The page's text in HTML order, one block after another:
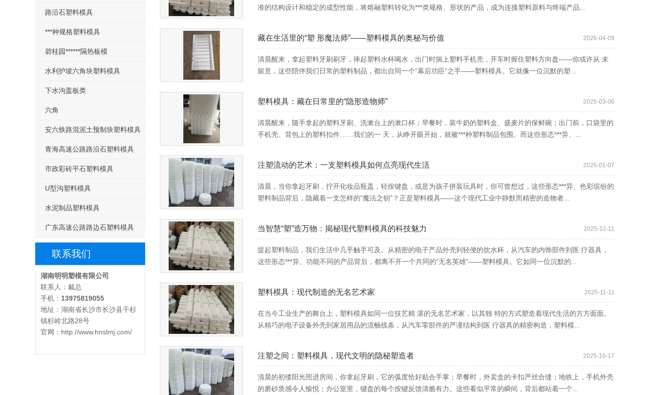
准的结构设计和稳定的成型性能，将熔融塑料转化为***类规格、形状的产品，成为连接塑料原料与终端产品...
2026-04-09
藏在生活里的“塑 形魔法师”——塑料模具的奥秘与价值
清晨醒来，拿起塑料牙刷刷牙，捧起塑料水杯喝水，出门时揣上塑料手机壳，开车时握住塑料方向盘——你或许从 未
留意，这些陪伴我们日常的塑料制品，都出自同一个“幕后功臣”之手——塑料模具。它就像一位沉默的塑...
2026-03-06
塑料模具：藏在日常里的“隐形造物师”
清晨醒来，随手拿起的塑料牙刷、洗漱台上的漱口杯；早餐时，装牛奶的塑料盒、盛麦片的保鲜碗；出门前，口袋里的
手机壳、背包上的塑料扣件……我们的一 天，从睁开眼开始，就被***种塑料制品包围。而这些形态***异、...
2026-01-07
注塑流动的艺术：一支塑料模具如何点亮现代生活
清晨，当你拿起牙刷，拧开化妆品瓶盖，轻按键盘，或是为孩子拼装玩具时，你可曾想过，这些形态***异、色彩缤纷的
塑料制品背后，隐藏着一支怎样的“魔法之钥”？正是塑料模具——这个现代工业中静默而精密的造物者...
2025-12-11
当智慧“塑”造万物：揭秘现代塑料模具的科技魅力
提起塑料制品，我们生活中几乎触手可及。从精密的电子产品外壳到轻便的饮水杯，从汽车的内饰部件到医 疗器具，
这些形态***异、功能不同的产品背后，都离不开一个共同的“无名英雄”——塑料模具。它如同一位沉默的...
2025-11-11
塑料模具：现代制造的无名艺术家
在当今工业生产的舞台上，塑料模具如同一位技艺精 湛的无名艺术家，以其独 特的方式塑造着现代生活的方方面面。
从精巧的电子设备外壳到家居用品的流畅线条，从汽车零部件的严谨结构到医 疗器具的精密构造，塑料模...
2025-10-17
注塑之间：塑料模具，现代文明的隐秘塑造者
清晨的初缕阳光照进房间，你拿起牙刷，它的弧度恰好贴合手掌；早餐时，外卖盒的卡扣严丝合缝；地铁上，手机外壳
的磨砂质感令人愉悦；办公室里，键盘的每个按键反馈清脆有力。这些看似平常的瞬间，背后都站着一个...
路沿石塑料模具
***种规格塑料模具
碧桂园******隔热板模
水利护坡六角块塑料模具
下水沟盖板类
六角
安六铁路混泥土预制块塑料模具
青海高速公路路沿石塑料模具
市政彩砖平石塑料模具
U型沟塑料模具
水泥制品塑料模具
广东高速公路路边石塑料模具
联系我们
湖南明明塑模有限公司
联系人：戴总
手机： 13975819055
地址：湖南省长沙市长沙县干杉
镇杉岭北路28号
官网： http://www.hnslmj.com/